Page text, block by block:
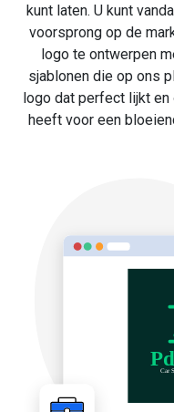
kunt laten. U kunt
voorsprong op de
logo te ontwerpen
sjablonen die op ons
logo dat perfect lijkt
heeft voor een